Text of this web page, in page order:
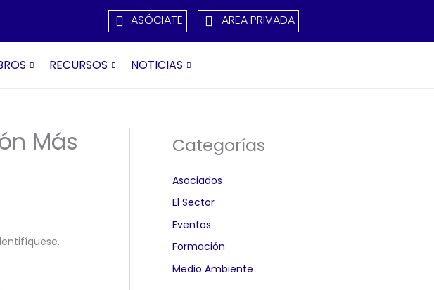
ASÓCIATE AREA PRIVADA
RECURSOS NOTICIAS
Más
Categorías
Asociados
El Sector
Eventos
Formación
Medio Ambiente